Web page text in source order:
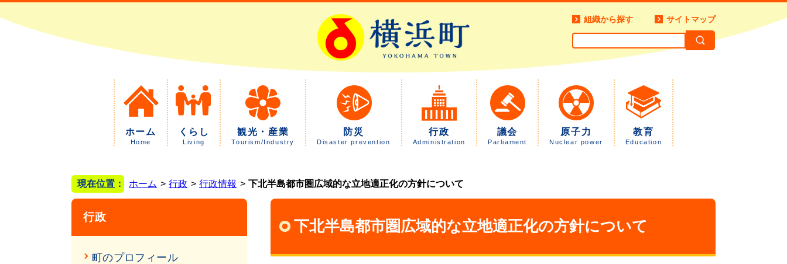
組織から探す サイトマップ
ホーム
Home
くらし
Living
観光・産業
Tourism/Industry
防災
Disaster prevention
行政
Administration
議会
Parliament
原子力
Nuclear power
教育
Education
現在位置： ホーム 行政 行政情報 下北半島都市圏広域的な立地適正化の方針について
行政
町のプロフィール
下北半島都市圏広域的な立地適正化の方針について